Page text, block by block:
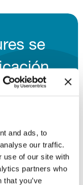
and ads, to
our traffic.
use of our site with
partners who
you’ve
se